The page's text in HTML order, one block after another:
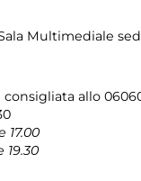
Multimediale
allo
17.00